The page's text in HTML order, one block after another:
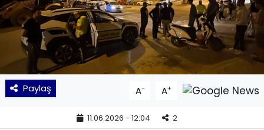
Paylaş A- A+
11.06.2026 - 12:04 2
MAGAZİN
POLİTİKA
SAĞLIK